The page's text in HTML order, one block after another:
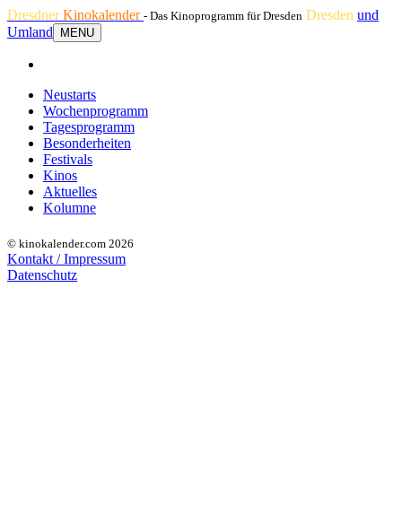
DresdnerKinokalender - Das Kinoprogramm für Dresden Dresden und
Umland
MENU
Neustarts
Wochenprogramm
Tagesprogramm
Besonderheiten
Festivals
Kinos
Aktuelles
Kolumne
© kinokalender.com 2026
Kontakt / Impressum
Datenschutz